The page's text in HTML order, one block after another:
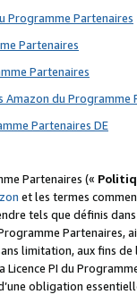
Programme Partenaires
Partenaires
Partenaires
du Programme
Partenaires DE
Partenaires («
et les termes
tels que définis
Partenaires,
limitation, aux fins
PI du
obligation